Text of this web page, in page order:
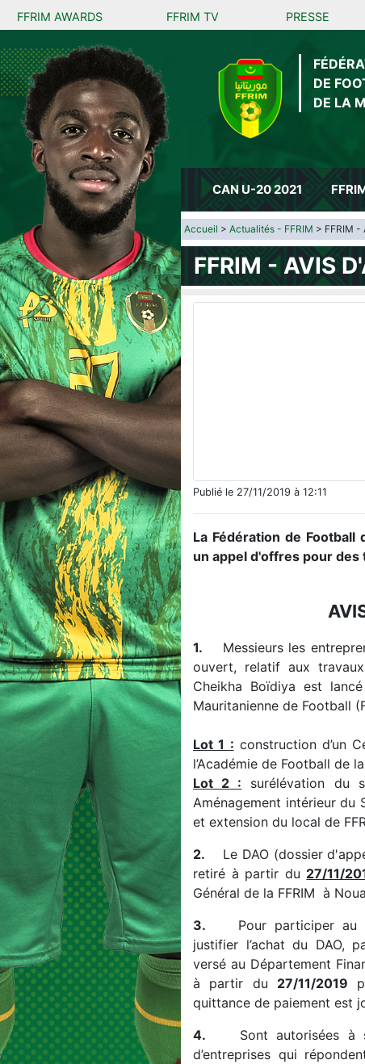
FFRIM AWARDS FFRIM TV PRESSE
DE
DE LA
CAN U-20 2021
Accueil > Actualités - FFRIM > FFRIM -
FFRIM - AVIS
Publié le 27/11/2019 à 12:11
La Fédération de Football
un appel d'offres pour
1.
Messieurs les
ouvert, relatif aux
Cheikha Boïdiya est
Mauritanienne de Football
Lot 1 : construction d’un
l’Académie de Football de la
Lot 2 : surélévation du
Aménagement intérieur du
et extension du local de
2. Le DAO (dossier
retiré à partir du 27/11/
Général de la FFRIM à
3. Pour participer au
justifier l’achat du DAO,
versé au Département
à partir du 27/11/2019
quittance de paiement est
4.
Sont autorisées à
d’entreprises qui